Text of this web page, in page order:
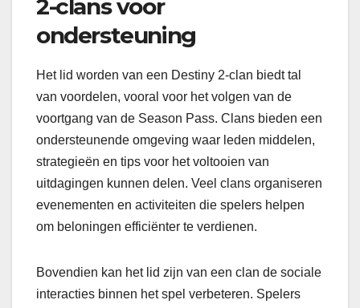
2-clans voor
ondersteuning
Het lid worden van een Destiny 2-clan biedt tal
van voordelen, vooral voor het volgen van de
voortgang van de Season Pass. Clans bieden een
ondersteunende omgeving waar leden middelen,
strategieën en tips voor het voltooien van
uitdagingen kunnen delen. Veel clans organiseren
evenementen en activiteiten die spelers helpen
om beloningen efficiënter te verdienen.
Bovendien kan het lid zijn van een clan de sociale
interacties binnen het spel verbeteren. Spelers